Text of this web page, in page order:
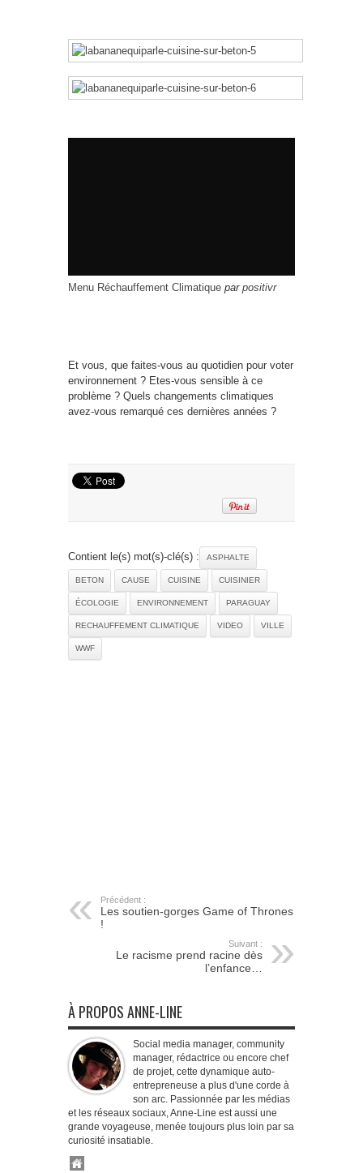
Menu Réchauffement Climatique par positivr
Et vous, que faites-vous au quotidien pour voter
environnement ? Etes-vous sensible à ce
problème ? Quels changements climatiques
avez-vous remarqué ces dernières années ?
Contient le(s) mot(s)-clé(s) : ASPHALTE
BETON CAUSE CUISINE CUISINIER
ÉCOLOGIE ENVIRONNEMENT PARAGUAY
RECHAUFFEMENT CLIMATIQUE VIDEO VILLE
WWF
Précédent :
Les soutien-gorges Game of Thrones
!
Suivant :
Le racisme prend racine dès
l’enfance…
À PROPOS ANNE-LINE
Social media manager, community
manager, rédactrice ou encore chef
de projet, cette dynamique auto-
entrepreneuse a plus d'une corde à
son arc. Passionnée par les médias
et les réseaux sociaux, Anne-Line est aussi une
grande voyageuse, menée toujours plus loin par sa
curiosité insatiable.